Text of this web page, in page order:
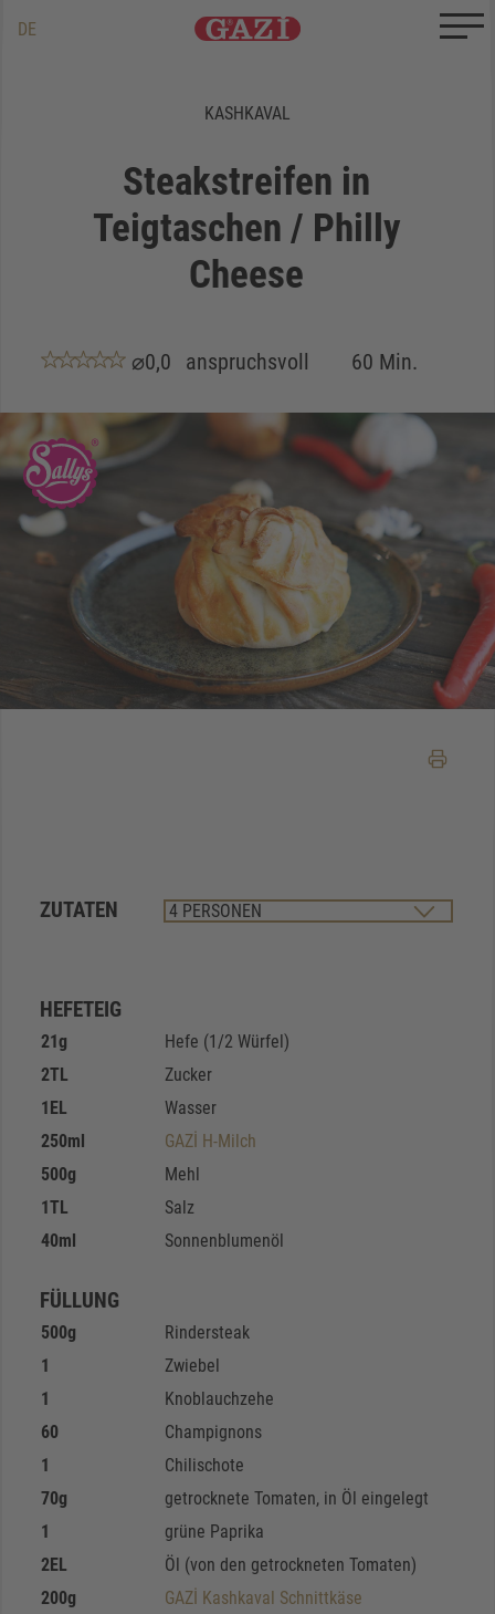
DE
KASHKAVAL
Steakstreifen in
Teigtaschen / Philly
Cheese
⌀0,0 anspruchsvoll 60 Min.
ZUTATEN
HEFETEIG
21g
Hefe (1/2 Würfel)
2TL
Zucker
1 EL
Wasser
250ml
GAZİ H-Milch
500g
Mehl
1TL
Salz
40ml Sonnenblumenöl
FÜLLUNG
500g
Rindersteak
1
Zwiebel
1
Knoblauchzehe
60
Champignons
1
Chilischote
70g
getrocknete Tomaten, in Öl eingelegt
1
grüne Paprika
2EL
Öl (von den getrockneten Tomaten)
200g
GAZİ Kashkaval Schnittkäse